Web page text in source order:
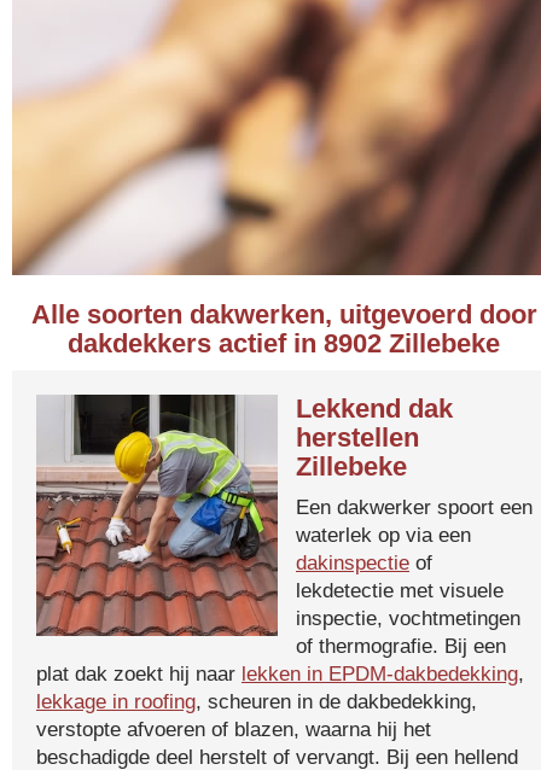
Alle soorten dakwerken, uitgevoerd door
dakdekkers actief in 8902 Zillebeke
Lekkend dak
herstellen
Zillebeke
Een dakwerker spoort een
waterlek op via een
dakinspectie of
lekdetectie met visuele
inspectie, vochtmetingen
of thermografie. Bij een
plat dak zoekt hij naar lekken in EPDM-dakbedekking,
lekkage in roofing, scheuren in de dakbedekking,
verstopte afvoeren of blazen, waarna hij het
beschadigde deel herstelt of vervangt. Bij een hellend